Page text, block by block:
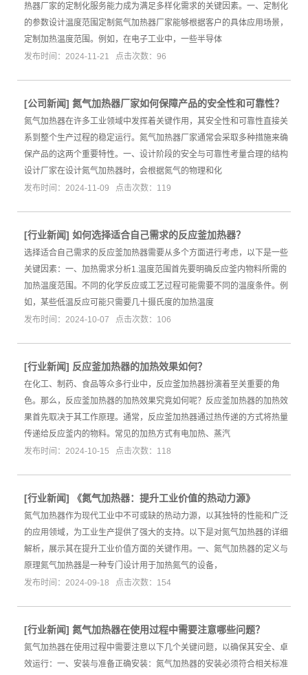
热器厂家的定制化服务能力成为满足多样化需求的关键因素。一、定制化
的参数设计温度范围定制氮气加热器厂家能够根据客户的具体应用场景，
定制加热温度范围。例如，在电子工业中，一些半导体
发布时间：2024-11-21 点击次数：96
[公司新闻] 氮气加热器厂家如何保障产品的安全性和可靠性？
氮气加热器在许多工业领域中发挥着关键作用，其安全性和可靠性直接关
系到整个生产过程的稳定运行。氮气加热器厂家通常会采取多种措施来确
保产品的这两个重要特性。一、设计阶段的安全与可靠性考量合理的结构
设计厂家在设计氮气加热器时，会根据氮气的物理和化
发布时间：2024-11-09 点击次数：119
[行业新闻] 如何选择适合自己需求的反应釜加热器？
选择适合自己需求的反应釜加热器需要从多个方面进行考虑，以下是一些
关键因素：一、加热需求分析1.温度范围首先要明确反应釜内物料所需的
加热温度范围。不同的化学反应或工艺过程可能需要不同的温度条件。例
如，某些低温反应可能只需要几十摄氏度的加热温度
发布时间：2024-10-07 点击次数：106
[行业新闻] 反应釜加热器的加热效果如何？
在化工、制药、食品等众多行业中，反应釜加热器扮演着至关重要的角
色。那么，反应釜加热器的加热效果究竟如何呢？反应釜加热器的加热效
果首先取决于其工作原理。通常，反应釜加热器通过热传递的方式将热量
传递给反应釜内的物料。常见的加热方式有电加热、蒸汽
发布时间：2024-10-15 点击次数：118
[行业新闻] 《氮气加热器：提升工业价值的热动力源》
氮气加热器作为现代工业中不可或缺的热动力源，以其独特的性能和广泛
的应用领域，为工业生产提供了强大的支持。以下是对氮气加热器的详细
解析，展示其在提升工业价值方面的关键作用。一、氮气加热器的定义与
原理氮气加热器是一种专门设计用于加热氮气的设备，
发布时间：2024-09-18 点击次数：154
[行业新闻] 氮气加热器在使用过程中需要注意哪些问题？
氮气加热器在使用过程中需要注意以下几个关键问题，以确保其安全、卓
效运行：一、安装与准备正确安装：氮气加热器的安装必须符合相关标准